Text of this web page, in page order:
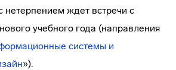
нетерпением ждет встречи с
учебного года (направления
системы и
»).